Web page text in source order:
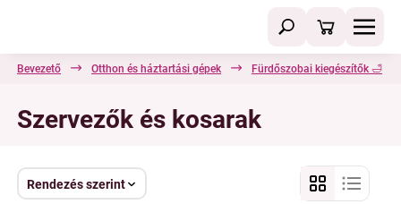
Bevezető Otthon és háztartási gépek Fürdőszobai kiegészítők 🛁
Szervezők és kosarak
Rendezés szerint